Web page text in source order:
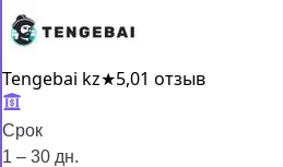
Tengebai kz★5,01 отзыв
Срок
1 – 30 дн.